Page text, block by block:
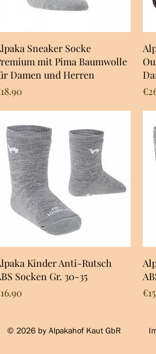
Quick View
Sneaker Socke
mit Pima Baumwolle
Damen und Herren
Quick View
Kinder Anti-Rutsch
Socken Gr. 30-35
© 2026 by Alpakahof Kaut GbR